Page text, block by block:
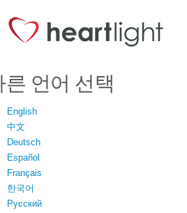
른 언어 선택
English
中文
Deutsch
Español
Français
한국어
Русский